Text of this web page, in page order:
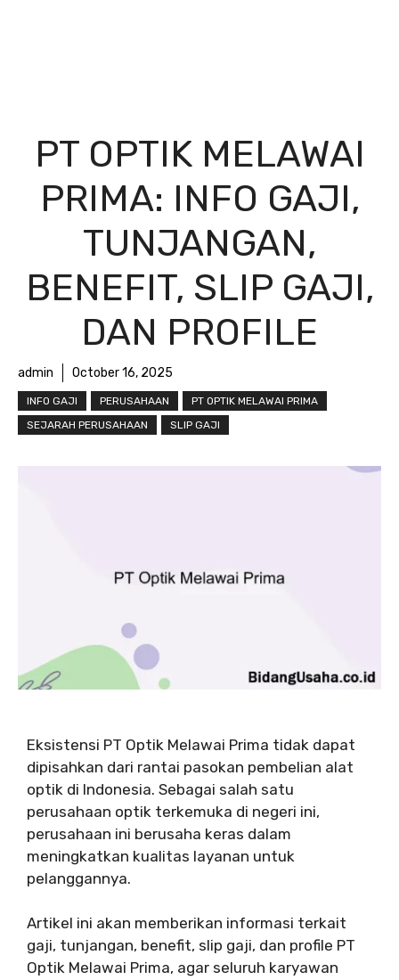
PT OPTIK MELAWAI
PRIMA: INFO GAJI,
TUNJANGAN,
BENEFIT, SLIP GAJI,
DAN PROFILE
admin October 16, 2025
INFO GAJI PERUSAHAAN
PT OPTIK MELAWAI PRIMA
SEJARAH PERUSAHAAN
SLIP GAJI
Eksistensi PT Optik Melawai Prima tidak dapat
dipisahkan dari rantai pasokan pembelian alat
optik di Indonesia. Sebagai salah satu
perusahaan optik terkemuka di negeri ini,
perusahaan ini berusaha keras dalam
meningkatkan kualitas layanan untuk
pelanggannya.
Artikel ini akan memberikan informasi terkait
gaji, tunjangan, benefit, slip gaji, dan profile PT
Optik Melawai Prima, agar seluruh karyawan